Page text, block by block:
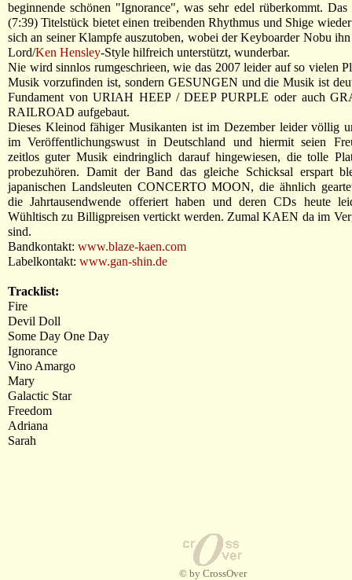
beginnende schönen "Ignorance", was sehr edel rüberkommt. Das
(7:39) Titelstück bietet einen treibenden Rhythmus und Shige
sich an seiner Klampfe auszutoben, wobei der Keyboarder Nobu
Lord/Ken Hensley-Style hilfreich unterstützt, wunderbar.
Nie wird sinnlos rumgeschrieen, wie das 2007 leider auf so vielen
Musik vorzufinden ist, sondern GESUNGEN und die Musik ist
Fundament von URIAH HEEP / DEEP PURPLE oder auch
RAILROAD aufgebaut.
Dieses Kleinod fähiger Musikanten ist im Dezember leider völlig
im Veröffentlichungswust in Deutschland und hiermit seien
zeitlos guter Musik eindringlich darauf hingewiesen, die tolle
probezuhören. Damit der Band das gleiche Schicksal erspart
japanischen Landsleuten CONCERTO MOON, die ähnlich
die Jahrtausendwende offeriert haben und deren CDs heute
Wühltisch zu Billigpreisen vertickt werden. Zumal KAEN da im
sind.
Bandkontakt: www.blaze-kaen.com
Labelkontakt: www.gan-shin.de
Tracklist:
Fire
Devil Doll
Some Day One Day
Ignorance
Vino Amargo
Mary
Galactic Star
Freedom
Adriana
Sarah
© by CrossOver